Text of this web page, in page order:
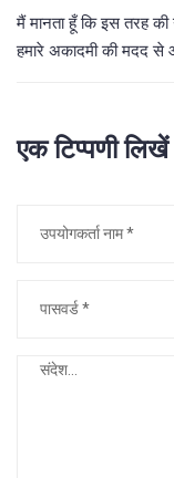
मैं मानता हूँ कि इस तरह की
हमारे अकादमी की मदद
एक टिप्पणी लिखें